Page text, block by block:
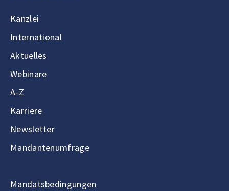
Kanzlei
International
Aktuelles
Webinare
A-Z
Karriere
Newsletter
Mandantenumfrage
Mandatsbedingungen